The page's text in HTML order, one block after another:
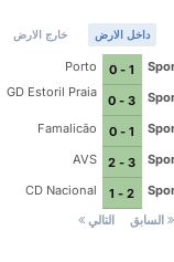
داخل الارض خارج الارض
Porto 1 - 0
GD Estoril Praia
3 - 0
Famalicão
1 - 0
AVS
3 - 2
CD Nacional
2 - 1
السابق
التالي